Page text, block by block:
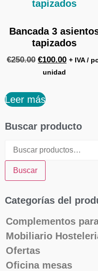
Buscar producto
Buscar
Categorías del
Complementos
Mobiliario
Ofertas
Oficina mesas
Bancada 3
tapizados
€250.00 €100.00 + IVA /
unidad
Leer más